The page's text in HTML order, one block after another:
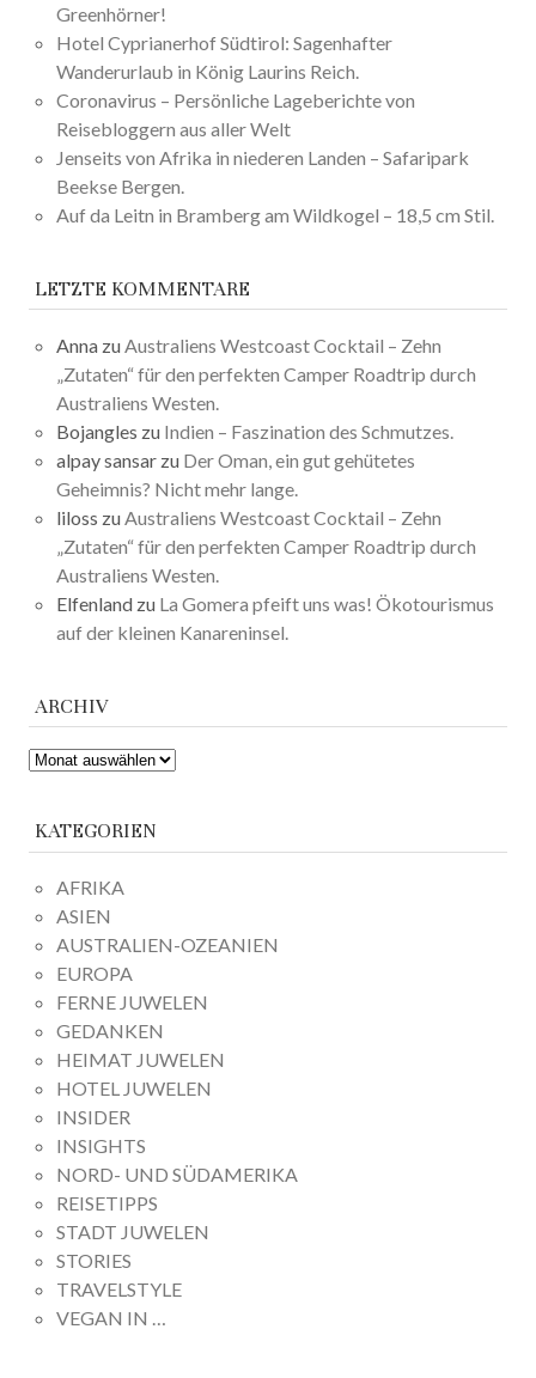
Greenhörner!
Hotel Cyprianerhof Südtirol: Sagenhafter
Wanderurlaub in König Laurins Reich.
Coronavirus – Persönliche Lageberichte von
Reisebloggern aus aller Welt
Jenseits von Afrika in niederen Landen – Safaripark
Beekse Bergen.
Auf da Leitn in Bramberg am Wildkogel – 18,5 cm Stil.
LETZTE KOMMENTARE
Anna zuAustraliens Westcoast Cocktail – Zehn
„Zutaten“ für den perfekten Camper Roadtrip durch
Australiens Westen.
Bojangles zu Indien – Faszination des Schmutzes.
alpay sansar zu Der Oman, ein gut gehütetes
Geheimnis? Nicht mehr lange.
liloss zuAustraliens Westcoast Cocktail – Zehn
„Zutaten“ für den perfekten Camper Roadtrip durch
Australiens Westen.
Elfenland zu La Gomera pfeift uns was! Ökotourismus
auf der kleinen Kanareninsel.
ARCHIV
ARCHIV
KATEGORIEN
AFRIKA
ASIEN
AUSTRALIEN-OZEANIEN
EUROPA
FERNE JUWELEN
GEDANKEN
HEIMAT JUWELEN
HOTEL JUWELEN
INSIDER
INSIGHTS
NORD- UND SÜDAMERIKA
REISETIPPS
STADT JUWELEN
STORIES
TRAVELSTYLE
VEGAN IN …